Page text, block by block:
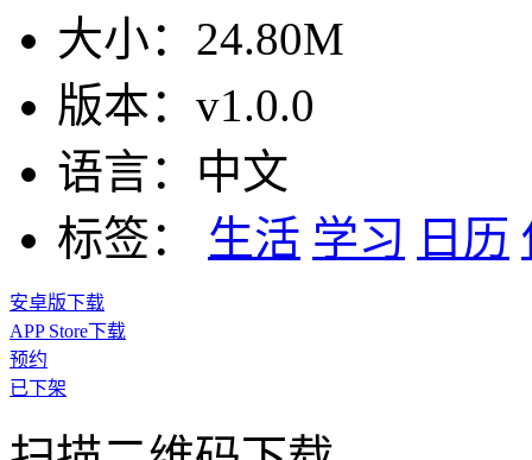
大小： 24.80M
版本： v1.0.0
语言： 中文
标签：
生活 学习 日历
安卓版下载
APP Store下载
预约
已下架